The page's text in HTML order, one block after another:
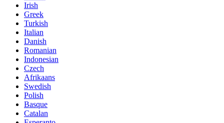
Irish
Greek
Turkish
Italian
Danish
Romanian
Indonesian
Czech
Afrikaans
Swedish
Polish
Basque
Catalan